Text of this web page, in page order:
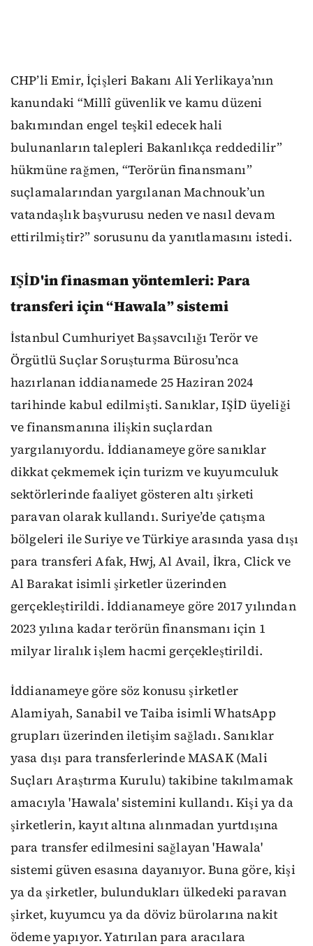
CHP’li Emir, İçişleri Bakanı Ali Yerlikaya’nın
kanundaki “Millî güvenlik ve kamu düzeni
bakımından engel teşkil edecek hali
bulunanların talepleri Bakanlıkça reddedilir”
hükmüne rağmen, “Terörün finansmanı”
suçlamalarından yargılanan Machnouk’un
vatandaşlık başvurusu neden ve nasıl devam
ettirilmiştir?” sorusunu da yanıtlamasını istedi.
IŞİD'in finasman yöntemleri:Para
transferi için “Hawala” sistemi
İstanbul Cumhuriyet Başsavcılığı Terör ve
Örgütlü Suçlar Soruşturma Bürosu’nca
hazırlanan iddianamede 25 Haziran 2024
tarihinde kabul edilmişti. Sanıklar, IŞİD üyeliği
ve finansmanına ilişkin suçlardan
yargılanıyordu. İddianameye göre sanıklar
dikkat çekmemek için turizm ve kuyumculuk
sektörlerinde faaliyet gösteren altı şirketi
paravan olarak kullandı. Suriye’de çatışma
bölgeleri ile Suriye ve Türkiye arasında yasa dışı
para transferi Afak, Hwj, Al Avail, İkra, Click ve
Al Barakat isimli şirketler üzerinden
gerçekleştirildi. İddianameye göre 2017 yılından
2023 yılına kadar terörün finansmanı için 1
milyar liralık işlem hacmi gerçekleştirildi.
İddianameye göre söz konusu şirketler
Alamiyah, Sanabil ve Taiba isimli WhatsApp
grupları üzerinden iletişim sağladı. Sanıklar
yasa dışı para transferlerinde MASAK (Mali
Suçları Araştırma Kurulu) takibine takılmamak
amacıyla 'Hawala' sistemini kullandı. Kişi ya da
şirketlerin, kayıt altına alınmadan yurtdışına
para transfer edilmesini sağlayan 'Hawala'
sistemi güven esasına dayanıyor. Buna göre, kişi
ya da şirketler, bulundukları ülkedeki paravan
şirket, kuyumcu ya da döviz bürolarına nakit
ödeme yapıyor. Yatırılan para aracılara